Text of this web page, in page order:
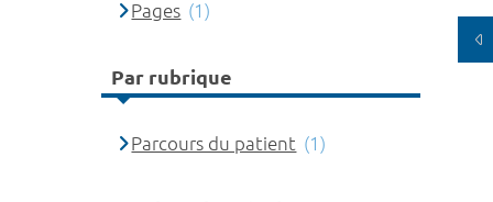
Pages (1)
Par rubrique
Parcours du patient (1)